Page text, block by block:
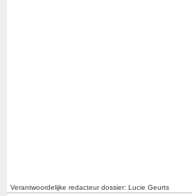
Verantwoordelijke redacteur dossier: Lucie Geurts